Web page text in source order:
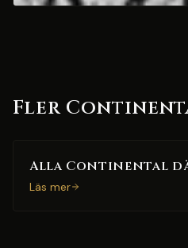
Fler
Alla Continental
Läs mer